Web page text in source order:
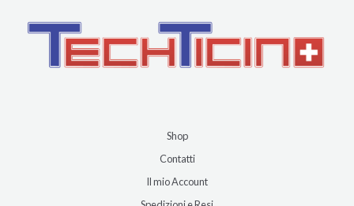
Shop
Contatti
Il mio Account